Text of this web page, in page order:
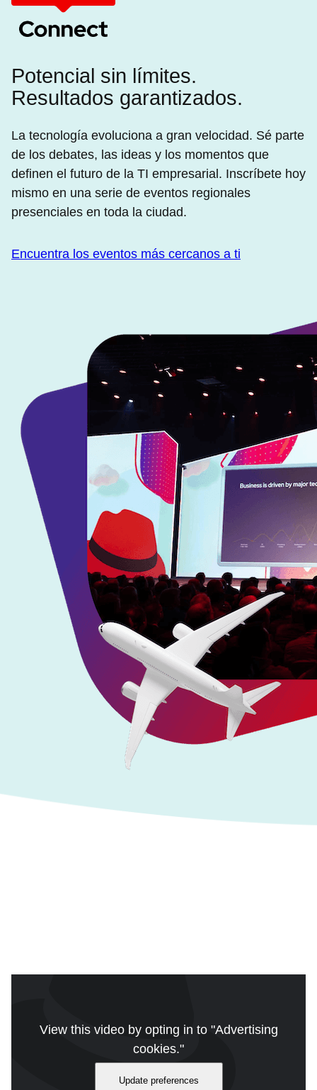
Potencial sin límites.
Resultados garantizados.
La tecnología evoluciona a gran velocidad. Sé parte
de los debates, las ideas y los momentos que
definen el futuro de la TI empresarial. Inscríbete hoy
mismo en una serie de eventos regionales
presenciales en toda la ciudad.
Encuentra los eventos más cercanos a ti
View this video by opting in to "Advertising
cookies."
Update preferences